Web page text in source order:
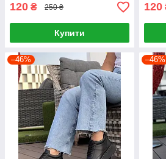
120 ₴ 250 ₴
Купити
120
–46% –46%